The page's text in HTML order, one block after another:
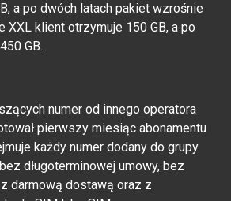
a po dwóch latach pakiet wzrośnie
XXL klient otrzymuje 150 GB, a po
GB.
numer od innego operatora
pierwszy miesiąc abonamentu
każdy numer dodany do grupy.
długoterminowej umowy, bez
darmową dostawą oraz z